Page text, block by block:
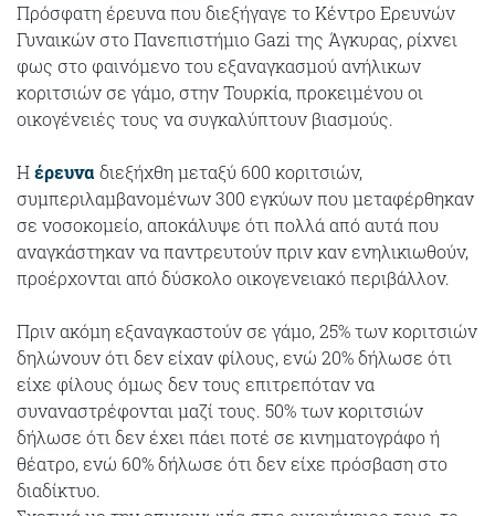
Πρόσφατη έρευνα που διεξήγαγε το Κέντρο Ερευνών
Γυναικών στο Πανεπιστήμιο Gazi της Άγκυρας, ρίχνει
φως στο φαινόμενο του εξαναγκασμού ανήλικων
κοριτσιών σε γάμο, στην Τουρκία, προκειμένου οι
οικογένειές τους να συγκαλύπτουν βιασμούς.
Ηέρευνα διεξήχθη μεταξύ 600 κοριτσιών,
συμπεριλαμβανομένων 300 εγκύων που μεταφέρθηκαν
σε νοσοκομείο, αποκάλυψε ότι πολλά από αυτά που
αναγκάστηκαν να παντρευτούν πριν καν ενηλικιωθούν,
προέρχονται από δύσκολο οικογενειακό περιβάλλον.
Πριν ακόμη εξαναγκαστούν σε γάμο, 25% των κοριτσιών
δηλώνουν ότι δεν είχαν φίλους, ενώ 20% δήλωσε ότι
είχε φίλους όμως δεν τους επιτρεπόταν να
συναναστρέφονται μαζί τους. 50% των κοριτσιών
δήλωσε ότι δεν έχει πάει ποτέ σε κινηματογράφο ή
θέατρο, ενώ 60% δήλωσε ότι δεν είχε πρόσβαση στο
διαδίκτυο.